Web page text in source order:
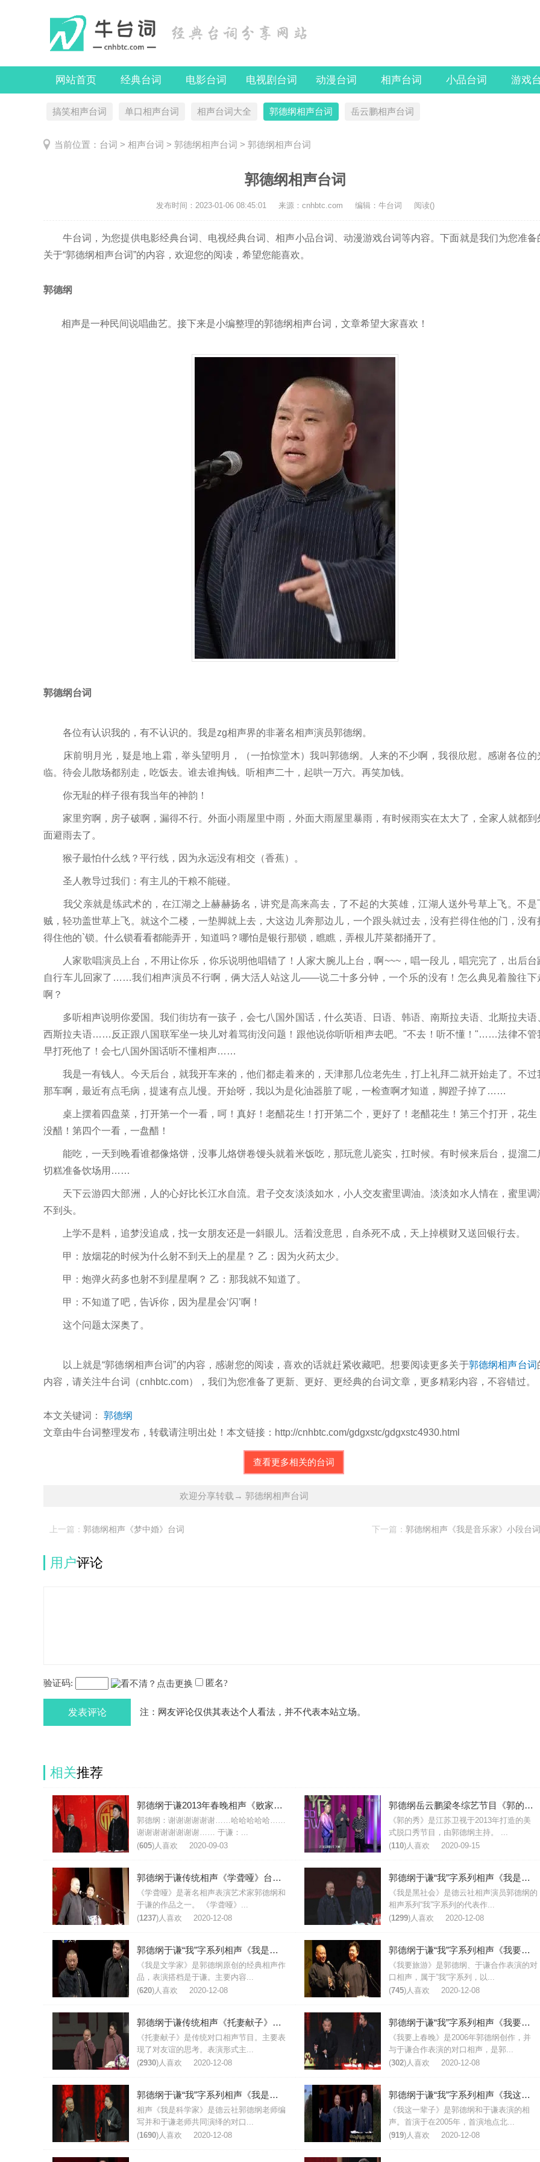
网站首页 经典台词 电影台词 电视剧台词 动漫台词 相声台词 小品台词 游戏
搞笑相声台词 单口相声台词 相声台词大全 郭德纲相声台词 岳云鹏相声台词
当前位置： 台词 > 相声台词 > 郭德纲相声台词 > 郭德纲相声台词
郭德纲相声台词
发布时间： 2023-01-06 08:45:01 来源：cnhbtc.com 编辑：牛台词 阅读()
牛台词，为您提供电影经典台词、电视经典台词、相声小品台词、动漫游戏台词等内容。下面就是我们为您准备
关于“郭德纲相声台词”的内容，欢迎您的阅读，希望您能喜欢。
郭德纲
相声是一种民间说唱曲艺。接下来是小编整理的郭德纲相声台词，文章希望大家喜欢！
郭德纲台词
各位有认识我的，有不认识的。我是zg相声界的非著名相声演员郭德纲。
床前明月光，疑是地上霜，举头望明月，（一拍惊堂木）我叫郭德纲。人来的不少啊，我很欣慰。感谢各位的
临。待会儿散场都别走，吃饭去。谁去谁掏钱。听相声二十，起哄一万六。再笑加钱。
你无耻的样子很有我当年的神韵！
家里穷啊，房子破啊，漏得不行。外面小雨屋里中雨，外面大雨屋里暴雨，有时候雨实在太大了，全家人就都到
面避雨去了。
猴子最怕什么线？平行线，因为永远没有相交（香蕉）。
圣人教导过我们：有主儿的干粮不能碰。
我父亲就是练武术的，在江湖之上赫赫扬名，讲究是高来高去，了不起的大英雄，江湖人送外号草上飞。不是
贼，轻功盖世草上飞。就这个二楼，一垫脚就上去，大这边儿奔那边儿，一个跟头就过去，没有拦得住他的门，没有
得住他的`锁。什么锁看看都能弄开，知道吗？哪怕是银行那锁，瞧瞧，弄根儿芹菜都捅开了。
人家歌唱演员上台，不用让你乐，你乐说明他唱错了！人家大腕儿上台，啊~~~，唱一段儿，唱完完了，出后台
自行车儿回家了……我们相声演员不行啊，俩大活人站这儿——说二十多分钟，一个乐的没有！怎么典见着脸往下
啊？
多听相声说明你爱国。我们街坊有一孩子，会七八国外国话，什么英语、日语、韩语、南斯拉夫语、北斯拉夫语
西斯拉夫语……反正跟八国联军坐一块儿对着骂街没问题！跟他说你听听相声去吧。"不去！听不懂！"……法律不管
早打死他了！会七八国外国话听不懂相声……
我是一有钱人。今天后台，就我开车来的，他们都走着来的，天津那几位老先生，打上礼拜二就开始走了。不过
那车啊，最近有点毛病，提速有点儿慢。开始呀，我以为是化油器脏了呢，一检查啊才知道，脚蹬子掉了……
桌上摆着四盘菜，打开第一个一看，呵！真好！老醋花生！打开第二个，更好了！老醋花生！第三个打开，花生
没醋！第四个一看，一盘醋！
能吃，一天到晚看谁都像烙饼，没事儿烙饼卷馒头就着米饭吃，那玩意儿瓷实，扛时候。有时候来后台，提溜二
切糕准备饮场用……
天下云游四大部洲，人的心好比长江水自流。君子交友淡淡如水，小人交友蜜里调油。淡淡如水人情在，蜜里调
不到头。
上学不是料，追梦没追成，找一女朋友还是一斜眼儿。活着没意思，自杀死不成，天上掉横财又送回银行去。
甲：放烟花的时候为什么射不到天上的星星？ 乙：因为火药太少。
甲：炮弹火药多也射不到星星啊？ 乙：那我就不知道了。
甲：不知道了吧，告诉你，因为星星会‘闪’啊！
这个问题太深奥了。
以上就是“郭德纲相声台词”的内容，感谢您的阅读，喜欢的话就赶紧收藏吧。想要阅读更多关于郭德纲相声台词
内容，请关注牛台词（cnhbtc.com），我们为您准备了更新、更好、更经典的台词文章，更多精彩内容，不容错过。
本文关键词： 郭德纲
文章由牛台词整理发布，转载请注明出处！本文链接：http://cnhbtc.com/gdgxstc/gdgxstc4930.html
查看更多相关的台词
欢迎分享转载→ 郭德纲相声台词
上一篇： 郭德纲相声《梦中婚》台词 下一篇： 郭德纲相声《我是音乐家》小段台词
用户评论
验证码: 匿名?
发表评论 注：网友评论仅供其表达个人看法，并不代表本站立场。
相关推荐
郭德纲于谦2013年春晚相声《败家子》台词完整版
郭德纲：谢谢谢谢谢谢……哈哈哈哈哈……
谢谢谢谢谢谢谢谢…… 于谦：...
(605)人喜欢 2020-09-03
郭德纲岳云鹏梁冬综艺节目《郭的秀》台词节选
《郭的秀》是江苏卫视于2013年打造的美
式脱口秀节目，由郭德纲主持。 ...
(110)人喜欢 2020-09-15
郭德纲于谦传统相声《学聋哑》台词完整版
《学聋哑》是著名相声表演艺术家郭德纲和
于谦的作品之一。 《学聋哑》...
(1237)人喜欢 2020-12-08
郭德纲于谦“我”字系列相声《我是黑社会》台词完整版
《我是黑社会》是德云社相声演员郭德纲的
相声系列“我”字系列的代表作...
(1299)人喜欢 2020-12-08
郭德纲于谦“我”字系列相声《我是文学家》台词完整版
《我是文学家》是郭德纲原创的经典相声作
品，表演搭档是于谦。主要内容...
(620)人喜欢 2020-12-08
郭德纲于谦“我”字系列相声《我要旅游》台词完整版
《我要旅游》是郭德纲、于谦合作表演的对
口相声，属于”我“字系列，以...
(745)人喜欢 2020-12-08
郭德纲于谦传统相声《托妻献子》台词完整版
《托妻献子》是传统对口相声节目。主要表
现了对友谊的思考。表演形式主...
(2930)人喜欢 2020-12-08
郭德纲于谦“我”字系列相声《我要上春晚》台词完整版
《我要上春晚》是2006年郭德纲创作，并
与于谦合作表演的对口相声，是郭...
(302)人喜欢 2020-12-08
郭德纲于谦“我”字系列相声《我是科学家》台词完整版
相声《我是科学家》是德云社郭德纲老师编
写并和于谦老师共同演绎的对口...
(1690)人喜欢 2020-12-08
郭德纲于谦“我”字系列相声《我这一辈子》台词完整版
《我这一辈子》是郭德纲和于谦表演的相
声。首演于在2005年，首演地点北...
(919)人喜欢 2020-12-08